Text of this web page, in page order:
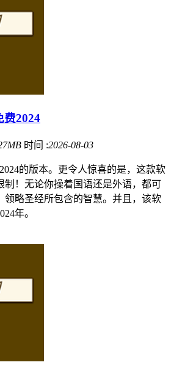
费2024
时间 :2026-08-03
的版本。更令人惊喜的是，这款软
制！无论你操着国语还是外语，都可
领略圣经所包含的智慧。并且，该软
年。